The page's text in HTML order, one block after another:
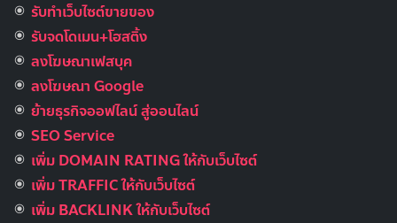
รับทําเว็บไซต์ขายของ
รับจดโดเมน+โฮสติ้ง
ลงโฆษณาเฟสบุค
ลงโฆษณา Google
ย้ายธุรกิจออฟไลน์ สู่ออนไลน์
SEO Service
เพิ่ม DOMAIN RATING ให้กับเว็บไซต์
เพิ่ม TRAFFIC ให้กับเว็บไซต์
เพิ่ม BACKLINK ให้กับเว็บไซต์